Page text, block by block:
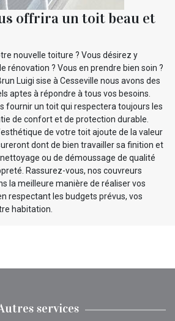
offrira un toit beau et
nouvelle toiture ? Vous désirez y
rénovation ? Vous en prendre bien soin ?
Luigi sise à Cesseville nous avons des
aptes à répondre à tous vos besoins.
fournir un toit qui respectera toujours les
de confort et de protection durable.
de votre toit ajoute de la valeur
dont de bien travailler sa finition et
ou de démoussage de qualité
Rassurez-vous, nos couvreurs
la meilleure manière de réaliser vos
respectant les budgets prévus, vos
habitation.
services